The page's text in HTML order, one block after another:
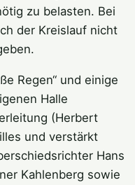
zu belasten. Bei
der Kreislauf nicht
Regen“ und einige
Halle
(Herbert
und verstärkt
Hans
Kahlenberg sowie